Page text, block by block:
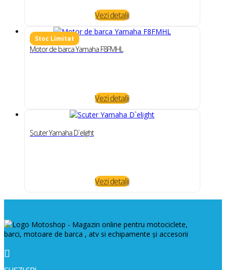
Vezi detalii
Motor de barca Yamaha F8FMHL
Vezi detalii
Scuter Yamaha D`elight
Vezi detalii
